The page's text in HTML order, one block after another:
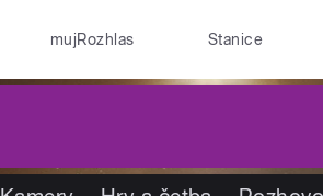
mujRozhlas Stanice